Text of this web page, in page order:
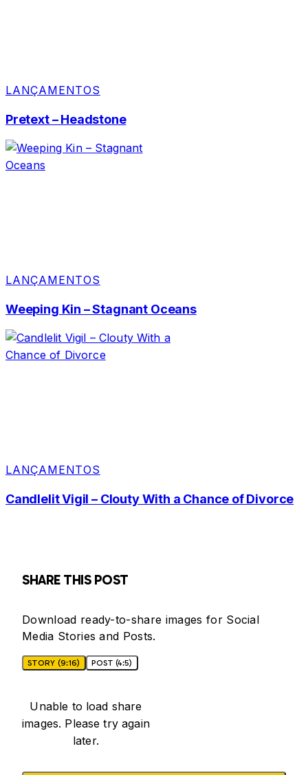
LANÇAMENTOS
Pretext – Headstone
LANÇAMENTOS
Weeping Kin – Stagnant Oceans
LANÇAMENTOS
Candlelit Vigil – Clouty With a Chance of Divorce
SHARE THIS POST
Download ready-to-share images for Social
Media Stories and Posts.
STORY (9:16) POST (4:5)
Unable to load share
images. Please try again
later.